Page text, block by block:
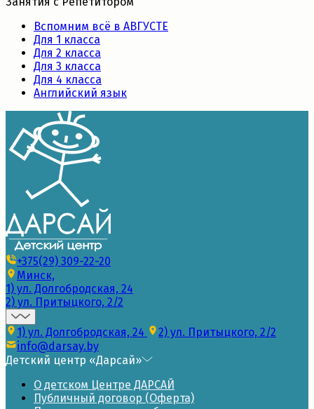
Вспомним всё в АВГУСТЕ
Для 1 класса
Для 2 класса
Для 3 класса
Для 4 класса
Английский язык
+375(29) 309-22-20
Минск,
1) ул. Долгобродская, 24
2) ул. Притыцкого, 2/2
1) ул. Долгобродская, 24
2) ул. Притыцкого, 2/2
info@darsay.by
Детский центр «Дарсай»
О детском Центре ДАРСАЙ
Публичный договор (Оферта)